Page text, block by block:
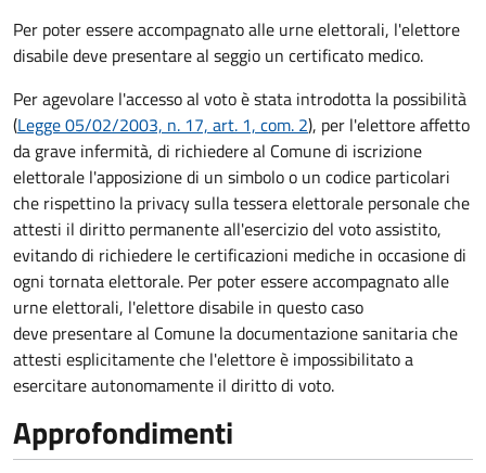
Per poter essere accompagnato alle urne elettorali, l'elettore
disabile deve presentare al seggio un certificato medico.
Per agevolare l'accesso al voto è stata introdotta la possibilità
(Legge 05/02/2003, n. 17, art. 1, com. 2), per l'elettore affetto
da grave infermità, di richiedere al Comune di iscrizione
elettorale l'apposizione di un simbolo o un codice particolari
che rispettino la privacy sulla tessera elettorale personale che
attesti il diritto permanente all'esercizio del voto assistito,
evitando di richiedere le certificazioni mediche in occasione di
ogni tornata elettorale. Per poter essere accompagnato alle
urne elettorali, l'elettore disabile in questo caso
deve presentare al Comune la documentazione sanitaria che
attesti esplicitamente che l'elettore è impossibilitato a
esercitare autonomamente il diritto di voto.
Approfondimenti